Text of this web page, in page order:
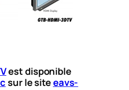
est disponible
sur le siteeavs-